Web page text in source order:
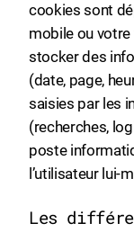
cookies sont
mobile ou
stocker des
(date, page,
saisies par les
(recherches,
poste
l’utilisateur lui-
Les